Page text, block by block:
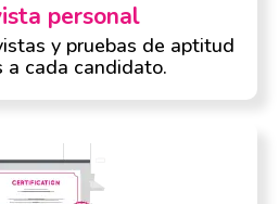
personal
y pruebas de aptitud
a cada candidato.